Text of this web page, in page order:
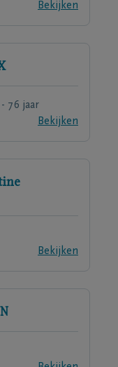
Bekijken
76 jaar
Bekijken
Bekijken